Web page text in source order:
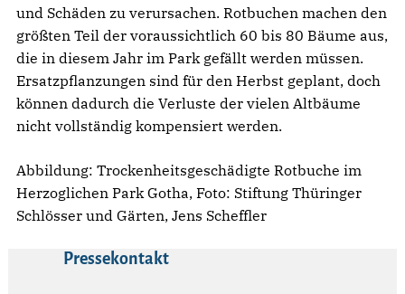
und Schäden zu verursachen. Rotbuchen machen den
größten Teil der voraussichtlich 60 bis 80 Bäume aus,
die in diesem Jahr im Park gefällt werden müssen.
Ersatzpflanzungen sind für den Herbst geplant, doch
können dadurch die Verluste der vielen Altbäume
nicht vollständig kompensiert werden.
Abbildung: Trockenheitsgeschädigte Rotbuche im
Herzoglichen Park Gotha, Foto: Stiftung Thüringer
Schlösser und Gärten, Jens Scheffler
Pressekontakt